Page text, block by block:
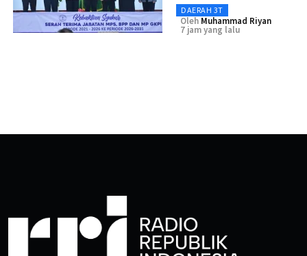
DAERAH 3T
Oleh Muhammad Riyan
7 jam yang lalu